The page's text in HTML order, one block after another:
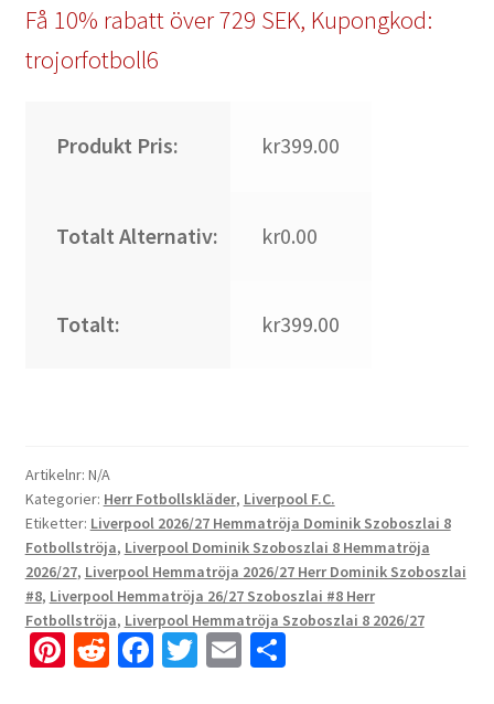
Få 10% rabatt över 729 SEK, Kupongkod:
trojorfotboll6
Produkt Pris: kr399.00
Totalt Alternativ: kr0.00
Totalt: kr399.00
Artikelnr: N/A
Kategorier: Herr Fotbollskläder, Liverpool F.C.
Etiketter: Liverpool 2026/27 Hemmatröja Dominik Szoboszlai 8
Fotbollströja, Liverpool Dominik Szoboszlai 8 Hemmatröja
2026/27, Liverpool Hemmatröja 2026/27 Herr Dominik Szoboszlai
#8, Liverpool Hemmatröja 26/27 Szoboszlai #8 Herr
Fotbollströja, Liverpool Hemmatröja Szoboszlai 8 2026/27
Pi R Fa T E D